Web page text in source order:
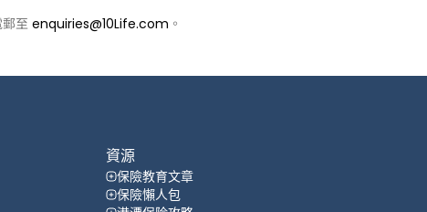
至 enquiries@10Life.com 。
資源
保險教育文章
保險懶人包